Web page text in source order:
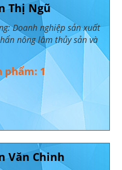
Thị Ngũ
Doanh nghiệp sản xuất
nông lâm thủy sản và
phẩm: 1
Văn Chinh